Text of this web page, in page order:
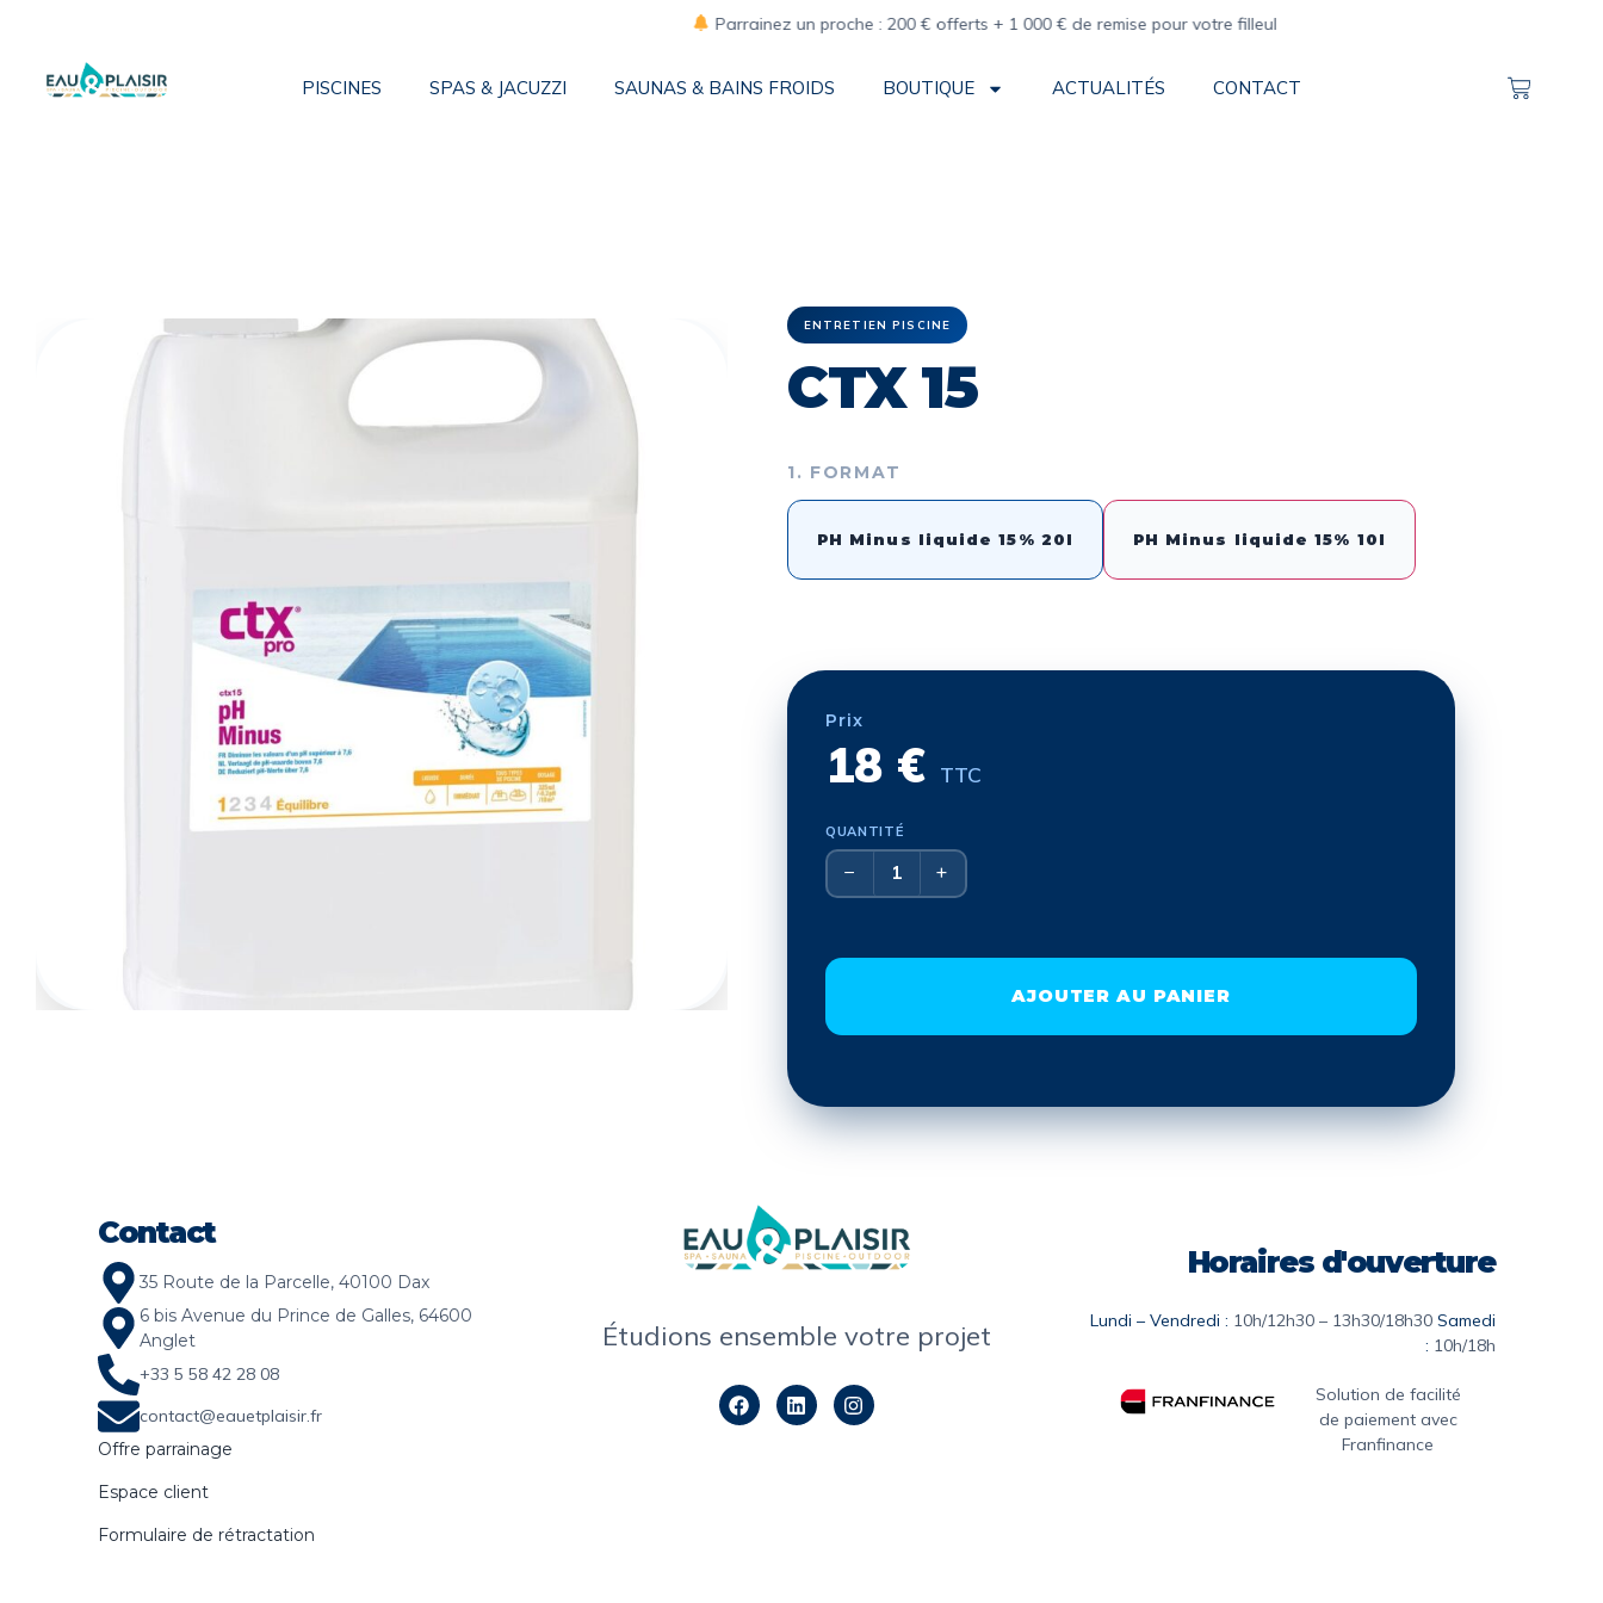
Parrainez un proche : 200 € offerts + 1 000 € de remise pour votre filleul
PISCINES SPAS & JACUZZI SAUNAS & BAINS FROIDS BOUTIQUE ACTUALITÉS CONTACT
ENTRETIEN PISCINE
CTX 15
1. FORMAT
PH Minus liquide 15% 20l PH Minus liquide 15% 10l
Prix
18 € TTC
Format
Effacer
QUANTITÉ
− +
AJOUTER AU PANIER
Contact
35 Route de la Parcelle, 40100 Dax
6 bis Avenue du Prince de Galles, 64600
Anglet
+33 5 58 42 28 08
contact@eauetplaisir.fr
Offre parrainage
Espace client
Formulaire de rétractation
Étudions ensemble votre projet
Horaires d'ouverture
Lundi – Vendredi : 10h/12h30 – 13h30/18h30 Samedi
: 10h/18h
Solution de facilité
de paiement avec
Franfinance